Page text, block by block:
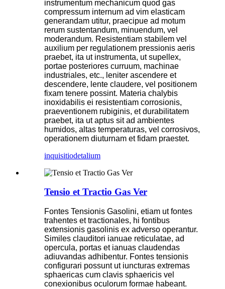
instrumentum mechanicum quod gas
compressum internum ad vim elasticam
generandam utitur, praecipue ad motum
rerum sustentandum, minuendum, vel
moderandum. Resistentiam stabilem vel
auxilium per regulationem pressionis aeris
praebet, ita ut instrumenta, ut supellex,
portae posteriores curruum, machinae
industriales, etc., leniter ascendere et
descendere, lente claudere, vel positionem
fixam tenere possint. Materia chalybis
inoxidabilis ei resistentiam corrosionis,
praeventionem rubiginis, et durabilitatem
praebet, ita ut aptus sit ad ambientes
humidos, altas temperaturas, vel corrosivos,
operationem diuturnam et fidam praestet.
inquisitiodetalium
Tensio et Tractio Gas Ver
Fontes Tensionis Gasolini, etiam ut fontes
trahentes et tractionales, hi fontibus
extensionis gasolinis ex adverso operantur.
Similes clauditori ianuae reticulatae, ad
opercula, portas et ianuas claudendas
adiuvandas adhibentur. Fontes tensionis
configurari possunt ut iuncturas extremas
sphaericas cum clavis sphaericis vel
conexionibus oculorum formae habeant.